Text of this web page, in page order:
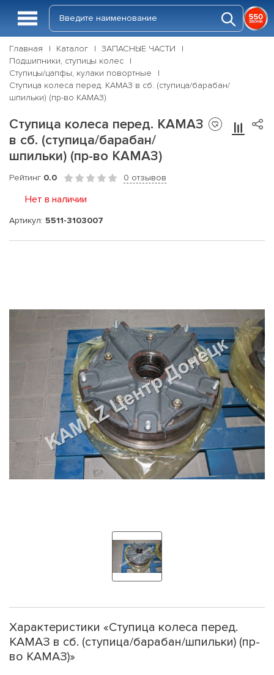
Главная Каталог
ЗАПАСНЫЕ ЧАСТИ
Подшипники, ступицы колес
Ступицы/цапфы, кулаки повортные
Ступица колеса перед. КАМАЗ в сб. (ступица/барабан/
шпильки) (пр-во КАМАЗ)
Ступица колеса перед. КАМАЗ
в сб. (ступица/барабан/
шпильки) (пр-во КАМАЗ)
Рейтинг 0.0 0 отзывов
Нет в наличии
Артикул: 5511-3103007
Характеристики «Ступица колеса перед.
КАМАЗ в сб. (ступица/барабан/шпильки) (пр-
во КАМАЗ)»